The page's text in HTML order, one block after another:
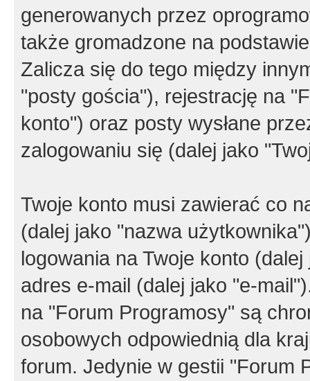
generowanych przez
także gromadzone na
Zalicza się do tego między
"posty gościa"), rejestrację na
konto") oraz posty wysłane
zalogowaniu się (dalej jako
Twoje konto musi zawierać co
(dalej jako "nazwa
logowania na Twoje konto
adres e-mail (dalej jako "e-
na "Forum Programosy" są
osobowych odpowiednią dla
forum. Jedynie w gestii "Forum